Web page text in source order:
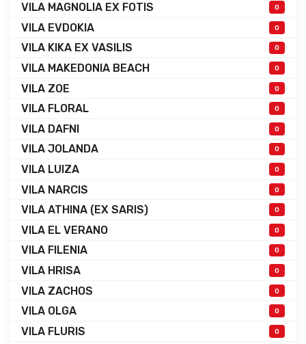
VILA MAGNOLIA EX FOTIS 0
VILA EVDOKIA 0
VILA KIKA EX VASILIS 0
VILA MAKEDONIA BEACH 0
VILA ZOE 0
VILA FLORAL 0
VILA DAFNI 0
VILA JOLANDA 0
VILA LUIZA 0
VILA NARCIS 0
VILA ATHINA (EX SARIS) 0
VILA EL VERANO 0
VILA FILENIA 0
VILA HRISA 0
VILA ZACHOS 0
VILA OLGA 0
VILA FLURIS 0